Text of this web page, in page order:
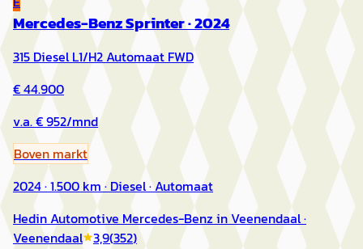
Mercedes-Benz Sprinter·2024
315 Diesel L1/H2 Automaat FWD
€ 44.900
v.a. € 952/mnd
Boven markt
2024 · 1.500 km · Diesel · Automaat
Hedin Automotive Mercedes-Benz in Veenendaal·
Veenendaal 3,9(352)